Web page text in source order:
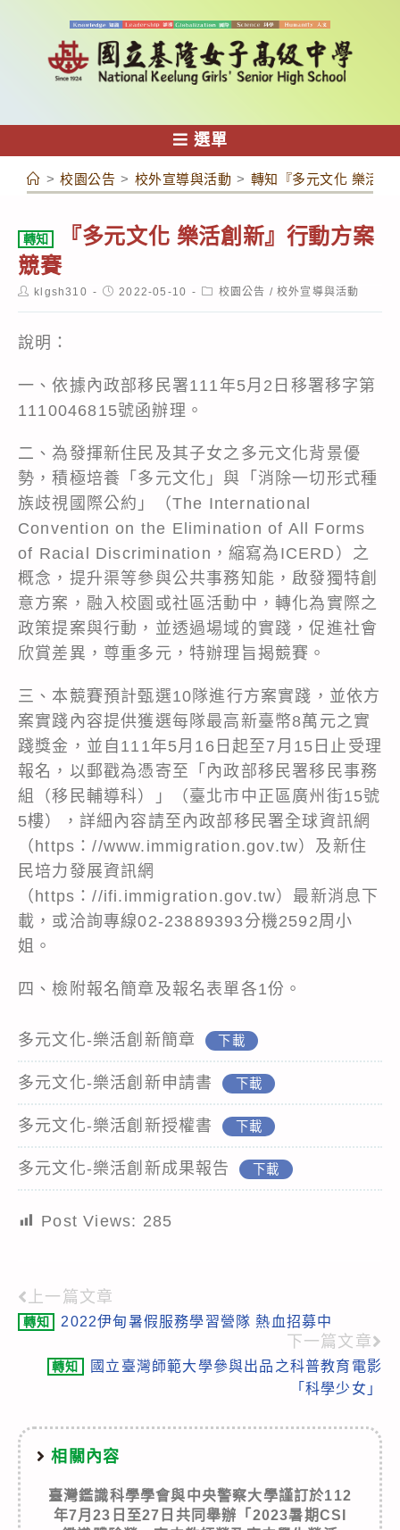
容
選單
> 校園公告 > 校外宣導與活動 > 轉知『多元文化 樂活創
轉知
『多元文化 樂活創新』行動方案
競賽
Postklgsh310
Post2022-05-10
Post校園公告 / 校外宣導與活動
說明：
一、依據內政部移民署111年5月2日移署移字第
1110046815號函辦理。
二、為發揮新住民及其子女之多元文化背景優
勢，積極培養「多元文化」與「消除一切形式種
族歧視國際公約」（The International
Convention on the Elimination of All Forms
of Racial Discrimination，縮寫為ICERD）之
概念，提升渠等參與公共事務知能，啟發獨特創
意方案，融入校園或社區活動中，轉化為實際之
政策提案與行動，並透過場域的實踐，促進社會
欣賞差異，尊重多元，特辦理旨揭競賽。
三、本競賽預計甄選10隊進行方案實踐，並依方
案實踐內容提供獲選每隊最高新臺幣8萬元之實
踐獎金，並自111年5月16日起至7月15日止受理
報名，以郵戳為憑寄至「內政部移民署移民事務
組（移民輔導科）」（臺北市中正區廣州街15號
5樓），詳細內容請至內政部移民署全球資訊網
（https：//www.immigration.gov.tw）及新住
民培力發展資訊網
（https：//ifi.immigration.gov.tw）最新消息下
載，或洽詢專線02-23889393分機2592周小
姐。
四、檢附報名簡章及報名表單各1份。
多元文化-樂活創新簡章 下載
多元文化-樂活創新申請書 下載
多元文化-樂活創新授權書 下載
多元文化-樂活創新成果報告 下載
Post Views: 285
Read
more
articles
上一篇文章
轉知 2022伊甸暑假服務學習營隊 熱血招募中
下一篇文章
轉知
國立臺灣師範大學參與出品之科普教育電影
「科學少女」
相關內容
臺灣鑑識科學學會與中央警察大學謹訂於112
年7月23日至27日共同舉辦「2023暑期CSI